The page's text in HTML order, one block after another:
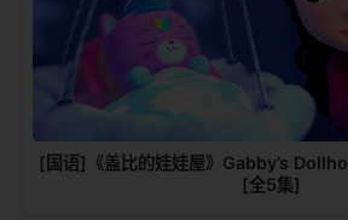
[国语]《盖比的娃娃屋》Gabby’s
[全5集]